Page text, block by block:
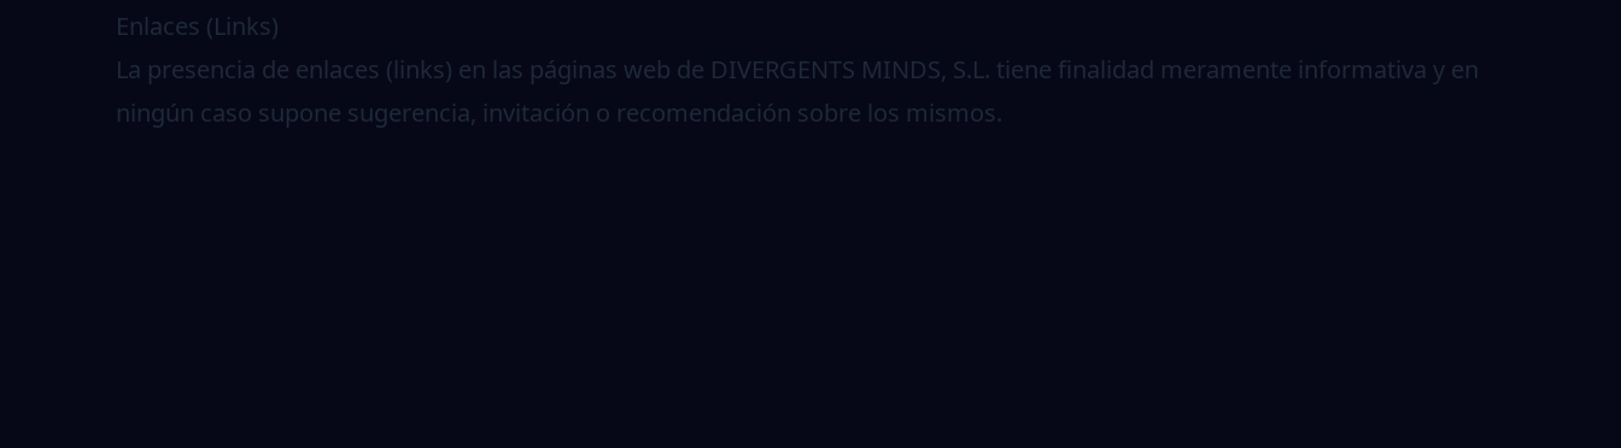
Enlaces (Links)
La presencia de enlaces (links) en las páginas web de DIVERGENTS MINDS, S.L. tiene finalidad meramente informativa y en
ningún caso supone sugerencia, invitación o recomendación sobre los mismos.